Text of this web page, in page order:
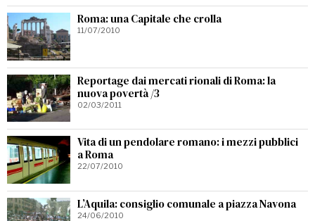
Roma: una Capitale che crolla
11/07/2010
Reportage dai mercati rionali di Roma: la
nuova povertà /3
02/03/2011
Vita di un pendolare romano: i mezzi pubblici
a Roma
22/07/2010
L’Aquila: consiglio comunale a piazza Navona
24/06/2010